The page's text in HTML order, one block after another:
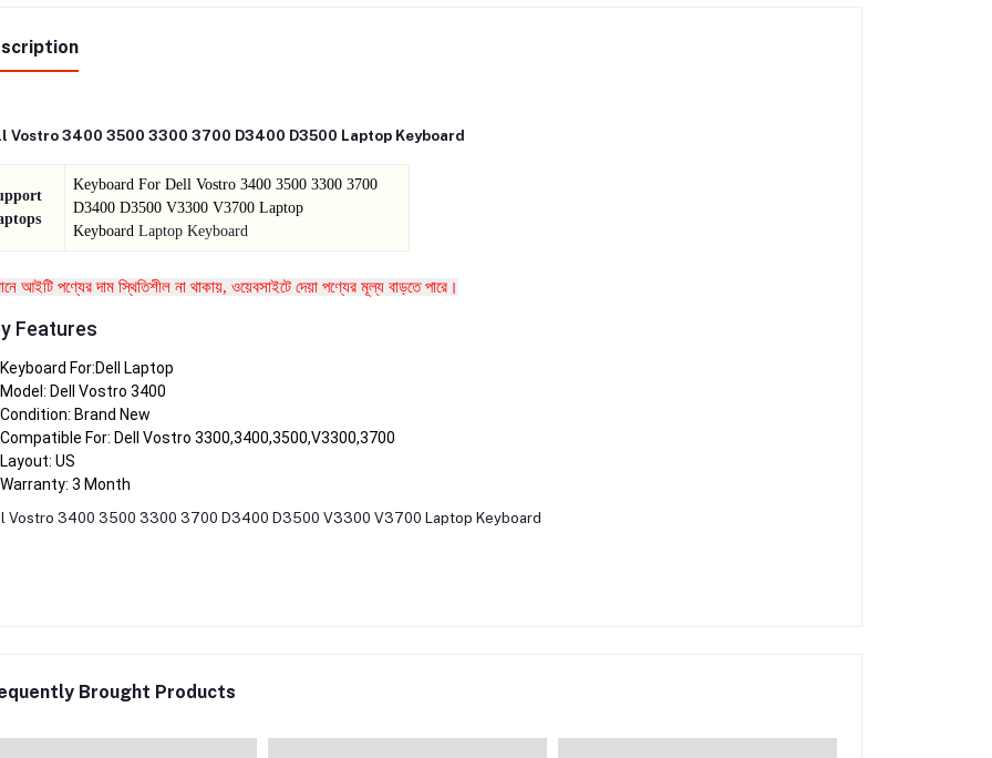
Vostro 3400 3500 3300 3700 D3400 D3500 Laptop Keyboard
Keyboard For Dell Vostro 3400 3500 3300 3700
D3400 D3500 V3300 V3700 Laptop
Keyboard Laptop Keyboard
আইটি পণ্যের দাম স্থিতিশীল না থাকায়, ওয়েবসাইটে দেয়া পণ্যের মূল্য বাড়তে পারে।
Features
Keyboard For:Dell Laptop
Model: Dell Vostro 3400
Condition: Brand New
Compatible For: Dell Vostro 3300,3400,3500,V3300,3700
Layout: US
Warranty: 3 Month
Vostro 3400 3500 3300 3700 D3400 D3500 V3300 V3700 Laptop Keyboard
Brought Products